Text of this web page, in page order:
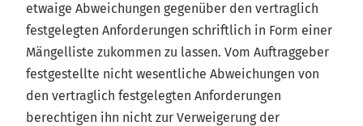
etwaige Abweichungen gegenüber den vertraglich
festgelegten Anforderungen schriftlich in Form einer
Mängelliste zukommen zu lassen. Vom Auftraggeber
festgestellte nicht wesentliche Abweichungen von
den vertraglich festgelegten Anforderungen
berechtigen ihn nicht zur Verweigerung der